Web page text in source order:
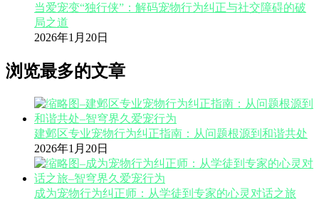
当爱宠变“独行侠”：解码宠物行为纠正与社交障碍的破
局之道
2026年1月20日
浏览最多的文章
建邺区专业宠物行为纠正指南：从问题根源到和谐共处
2026年1月20日
成为宠物行为纠正师：从学徒到专家的心灵对话之旅